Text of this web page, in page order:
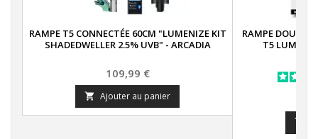
RAMPE T5 CONNECTÉE 60CM "LUMENIZE KIT
SHADEDWELLER 2.5% UVB" - ARCADIA
Prix
109,99 €
 Ajouter au panier
RAMPE DOUBLE
T5
